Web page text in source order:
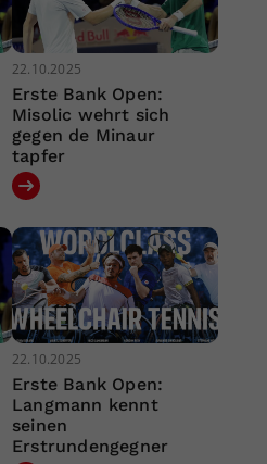
22.10.2025
Erste Bank Open:
Misolic wehrt sich
gegen de Minaur
tapfer
22.10.2025
Erste Bank Open:
Langmann kennt
seinen
Erstrundengegner